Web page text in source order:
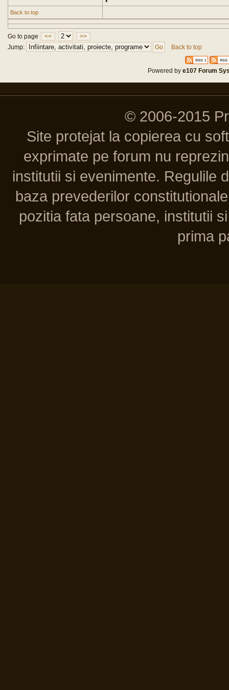
Back to top
Go to page <<
>>
Jump:
Back to top
Powered bye107 Forum
© 2006-2015
Site protejat la copierea cu
exprimate pe forum nu
institutii si evenimente. Regulile
baza prevederilor
pozitia fata persoane, institutii
prima